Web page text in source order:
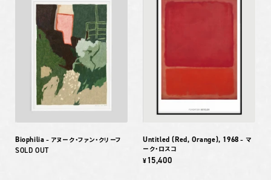
Biophilia – アヌーク・ファン・クリーフ
SOLD OUT
Untitled (Red, Orange), 1968 – マ
ーク・ロスコ
¥15,400